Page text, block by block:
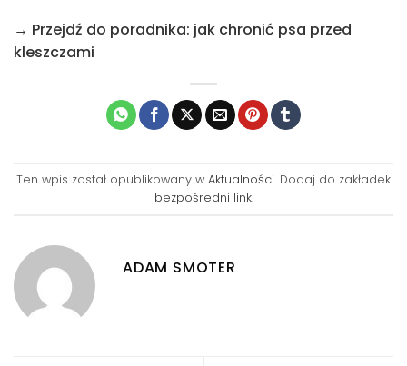
→ Przejdź do poradnika: jak chronić psa przed
kleszczami
Ten wpis został opublikowany w Aktualności. Dodaj do zakładek
bezpośredni link.
ADAM SMOTER